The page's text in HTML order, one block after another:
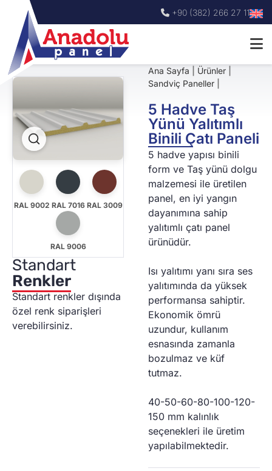
+90 (382) 266 27 11
RAL 9002 RAL 7016 RAL 3009
RAL 9006
Standart
Renkler
Standart renkler dışında
özel renk siparişleri
verebilirsiniz.
Ana Sayfa Ürünler
Sandviç Paneller
5 Hadve Taş
Yünü Yalıtımlı
Binili Çatı Paneli
5 hadve yapısı binili
form ve Taş yünü dolgu
malzemesi ile üretilen
panel, en iyi yangın
dayanımına sahip
yalıtımlı çatı panel
ürünüdür.
Isı yalıtımı yanı sıra ses
yalıtımında da yüksek
performansa sahiptir.
Ekonomik ömrü
uzundur, kullanım
esnasında zamanla
bozulmaz ve küf
tutmaz.
40-50-60-80-100-120-
150 mm kalınlık
seçenekleri ile üretim
yapılabilmektedir.